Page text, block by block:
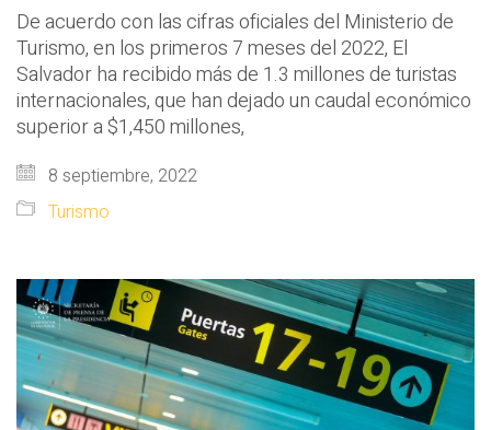
De acuerdo con las cifras oficiales del Ministerio de
Turismo, en los primeros 7 meses del 2022, El
Salvador ha recibido más de 1.3 millones de turistas
internacionales, que han dejado un caudal económico
superior a $1,450 millones,
8 septiembre, 2022
Turismo